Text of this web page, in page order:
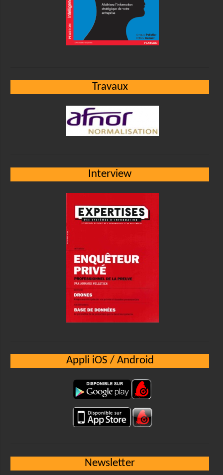
Travaux
Interview
Appli iOS / Android
Newsletter